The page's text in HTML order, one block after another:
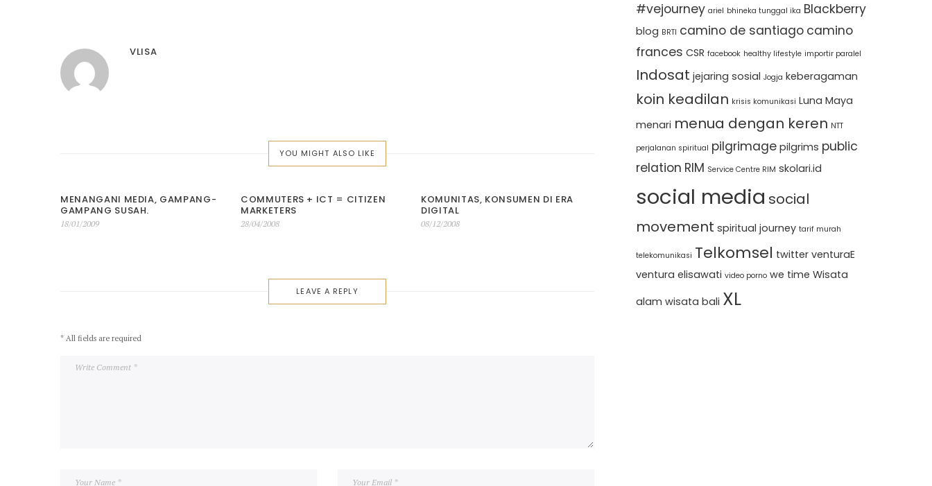
VLISA
YOU MIGHT ALSO LIKE
MENANGANI MEDIA, GAMPANG-
GAMPANG SUSAH.
Posted
18/01/2009
COMMUTERS + ICT = CITIZEN
MARKETERS
Posted
28/04/2008
KOMUNITAS, KONSUMEN DI ERA
DIGITAL
Posted
08/12/2008
LEAVE A REPLY
* All fields are required
#vejourney ariel bhineka tunggal ika Blackberry
blog BRTI camino de santiago camino
frances CSR facebook healthy lifestyle importir paralel
Indosat jejaring sosial Jogja keberagaman
koin keadilan krisis komunikasi Luna Maya
menari menua dengan keren NTT
perjalanan spiritual pilgrimage pilgrims public
relation RIM Service Centre RIM skolari.id
social media social
movement spiritual journey tarif murah
telekomunikasi Telkomsel twitter venturaE
ventura elisawati video porno we time Wisata
alam wisata bali XL